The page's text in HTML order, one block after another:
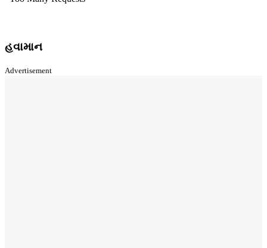
હવામાન
Advertisement